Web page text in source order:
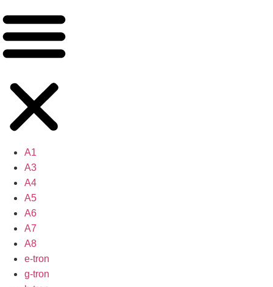
A1
A3
A4
A5
A6
A7
A8
e-tron
g-tron